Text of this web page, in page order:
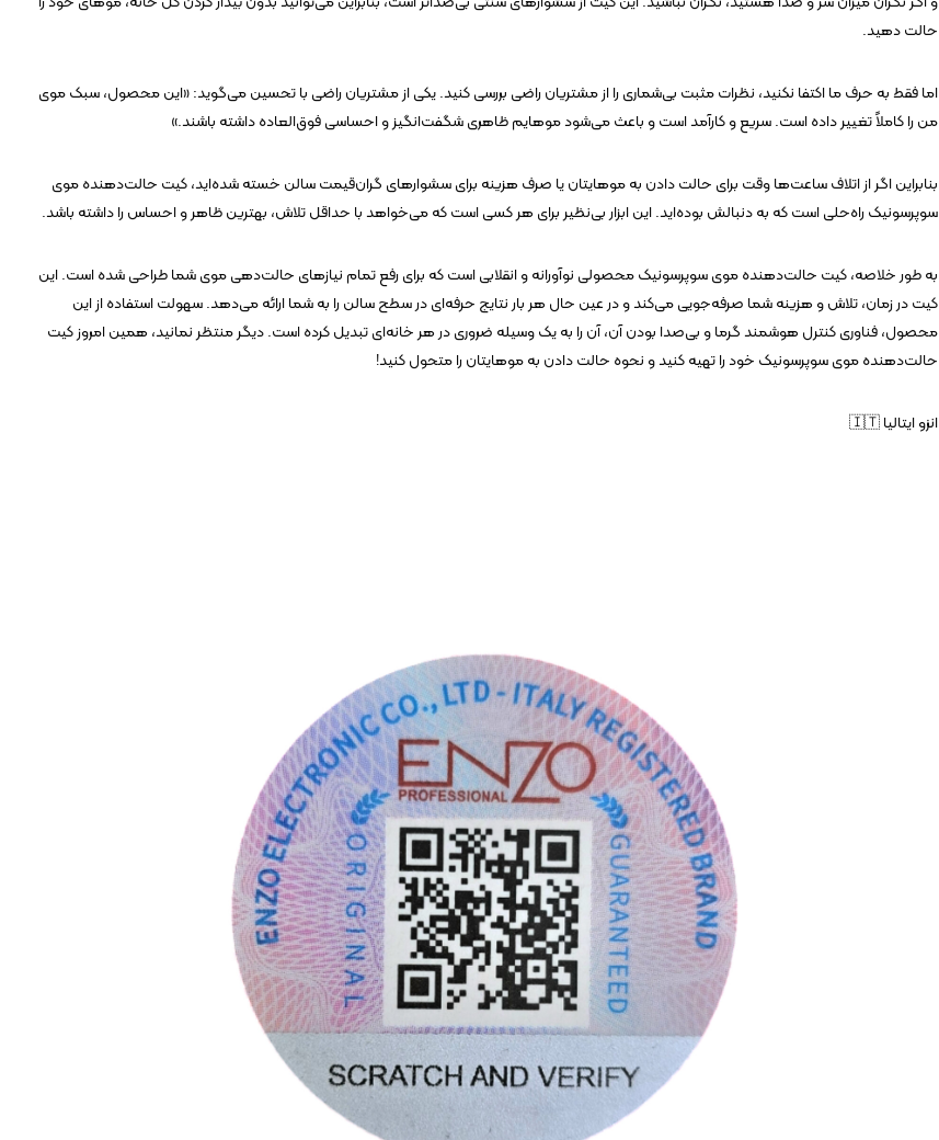
حالت دهید.
اما فقط به حرف ما اکتفا نکنید، نظرات مثبت بی‌شماری را از مشتریان راضی بررسی کنید. یکی از مشتریان راضی با تحسین می‌گوید: «این محصول، سبک موی
من را کاملاً تغییر داده است. سریع و کارآمد است و باعث می‌شود موهایم ظاهری شگفت‌انگیز و احساسی فوق‌العاده داشته باشند.»
بنابراین اگر از اتلاف ساعت‌ها وقت برای حالت دادن به موهایتان یا صرف هزینه برای سشوارهای گران‌قیمت سالن خسته شده‌اید، کیت حالت‌دهنده موی
سوپرسونیک راه‌حلی است که به دنبالش بوده‌اید. این ابزار بی‌نظیر برای هر کسی است که می‌خواهد با حداقل تلاش، بهترین ظاهر و احساس را داشته باشد.
به طور خلاصه، کیت حالت‌دهنده موی سوپرسونیک محصولی نوآورانه و انقلابی است که برای رفع تمام نیازهای حالت‌دهی موی شما طراحی شده است. این
کیت در زمان، تلاش و هزینه شما صرفه‌جویی می‌کند و در عین حال هر بار نتایج حرفه‌ای در سطح سالن را به شما ارائه می‌دهد. سهولت استفاده از این
محصول، فناوری کنترل هوشمند گرما و بی‌صدا بودن آن، آن را به یک وسیله ضروری در هر خانه‌ای تبدیل کرده است. دیگر منتظر نمانید، همین امروز کیت
حالت‌دهنده موی سوپرسونیک خود را تهیه کنید و نحوه حالت دادن به موهایتان را متحول کنید!
انزو ایتالیا 🇮🇹